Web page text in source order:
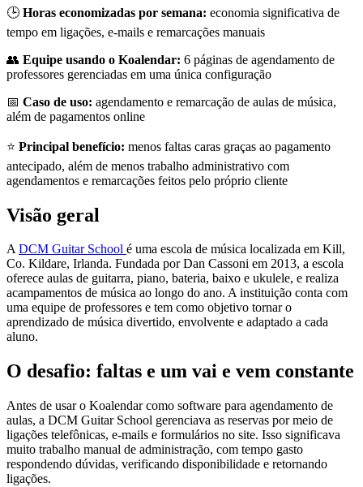
🕒 Horas economizadas por semana: economia significativa de
tempo em ligações, e-mails e remarcações manuais
👥 Equipe usando o Koalendar: 6 páginas de agendamento de
professores gerenciadas em uma única configuração
📅 Caso de uso: agendamento e remarcação de aulas de música,
além de pagamentos online
⭐ Principal benefício: menos faltas caras graças ao pagamento
antecipado, além de menos trabalho administrativo com
agendamentos e remarcações feitos pelo próprio cliente
Visão geral
ADCM Guitar School é uma escola de música localizada em Kill,
Co. Kildare, Irlanda. Fundada por Dan Cassoni em 2013, a escola
oferece aulas de guitarra, piano, bateria, baixo e ukulele, e realiza
acampamentos de música ao longo do ano. A instituição conta com
uma equipe de professores e tem como objetivo tornar o
aprendizado de música divertido, envolvente e adaptado a cada
aluno.
O desafio: faltas e um vai e vem constante
Antes de usar o Koalendar como software para agendamento de
aulas, a DCM Guitar School gerenciava as reservas por meio de
ligações telefônicas, e-mails e formulários no site. Isso significava
muito trabalho manual de administração, com tempo gasto
respondendo dúvidas, verificando disponibilidade e retornando
ligações.